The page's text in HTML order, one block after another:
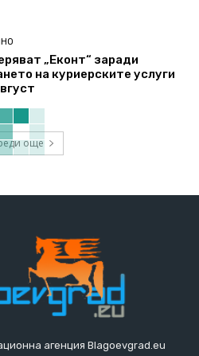
„Еконт“ заради
на куриерските услуги
още
агенция Blagoevgrad.eu